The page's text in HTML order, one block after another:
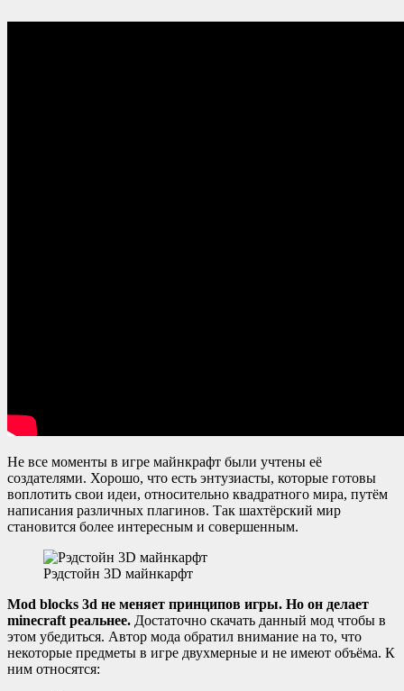
Не все моменты в игре майнкрафт были учтены её
создателями. Хорошо, что есть энтузиасты, которые готовы
воплотить свои идеи, относительно квадратного мира, путём
написания различных плагинов. Так шахтёрский мир
становится более интересным и совершенным.
Рэдстойн 3D майнкарфт
Mod blocks 3d не меняет принципов игры. Но он делает
minecraft реальнее. Достаточно скачать данный мод чтобы в
этом убедиться. Автор мода обратил внимание на то, что
некоторые предметы в игре двухмерные и не имеют объёма. К
ним относятся: